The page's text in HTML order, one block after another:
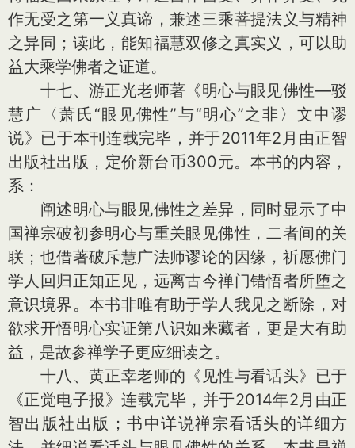
作无受之第一义真谛，兼述三乘菩提法义与精神
之异同；读此，能知福慧双修之真实义，可以助
益大乘学佛者之证道。
十七、游正光老师著《明心与眼见佛性—驳
慧广〈萧氏“眼见佛性”与“明心”之非〉文中谬
说》已于本刊连载完毕，并于2011年2月由正智
出版社出版，定价新台币300元。本书的内容，
系：
阐述明心与眼见佛性之差异，同时显示了中
国禅宗破初参明心与重关眼见佛性，二者间的关
联；也借著破斥慧广法师谬论的因缘，祈愿佛门
学人回归正知正见，远离古今禅门错悟者所堕之
意识境界。本书非唯有助于学人我见之断除，对
欲求开悟明心实证第八识如来藏者，更是大有助
益，是故参禅学子更应细读之。
十八、黄正幸老师的《见性与看话头》已于
《正觉电子报》连载完毕，并于2014年2月由正
智出版社出版；书中详说禅宗看话头的详细方